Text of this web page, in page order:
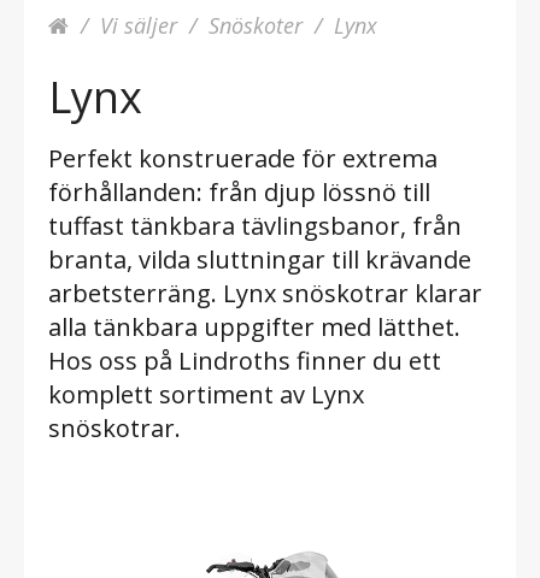
Vi säljer Snöskoter Lynx
Lynx
Perfekt konstruerade för extrema
förhållanden: från djup lössnö till
tuffast tänkbara tävlingsbanor, från
branta, vilda sluttningar till krävande
arbetsterräng. Lynx snöskotrar klarar
alla tänkbara uppgifter med lätthet.
Hos oss på Lindroths finner du ett
komplett sortiment av Lynx
snöskotrar.